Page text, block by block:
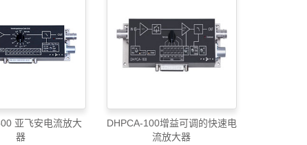
亚飞安电流放大
器
DHPCA-100增益可调的快速电
流放大器